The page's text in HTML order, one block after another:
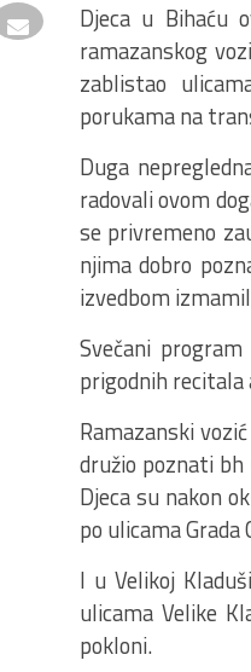
Djeca u Bihaću
ramazanskog
zablistao
porukama na
Duga
radovali ovom
se privremeno
njima dobro
izvedbom
Svečani
prigodnih
Ramazanski
družio poznati
Djeca su nakon
po ulicama Grada
I u Velikoj
ulicama Velike
pokloni.